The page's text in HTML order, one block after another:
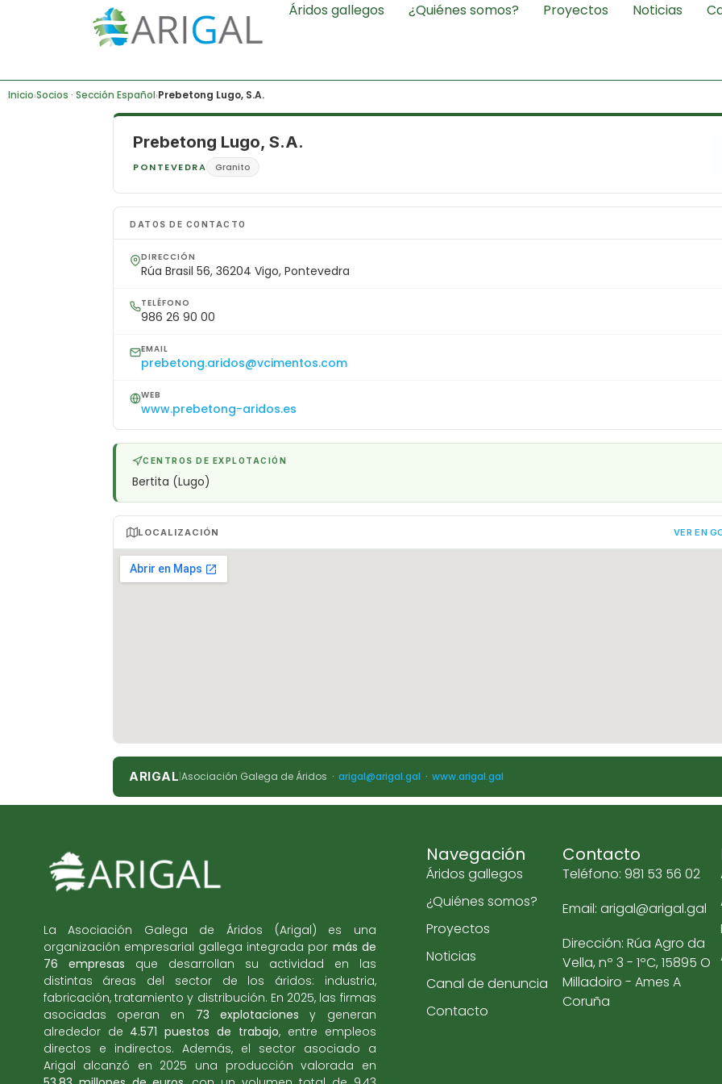
Áridos gallegos ¿Quiénes somos? Proyectos Noticias
Inicio›Socios · Sección Español›Prebetong Lugo, S.A.
Prebetong Lugo, S.A.
PONTEVEDRA Granito
DATOS DE CONTACTO
DIRECCIÓN
Rúa Brasil 56, 36204 Vigo, Pontevedra
TELÉFONO
986 26 90 00
EMAIL
prebetong.aridos@vcimentos.com
WEB
www.prebetong-aridos.es
CENTROS DE EXPLOTACIÓN
Bertita (Lugo)
LOCALIZACIÓN VER EN
ARIGAL|Asociación Galega de Áridos · arigal@arigal.gal · www.arigal.gal
La Asociación Galega de Áridos (Arigal) es una
organización empresarial gallega integrada por más de
76 empresas que desarrollan su actividad en las
distintas áreas del sector de los áridos: industria,
fabricación, tratamiento y distribución. En 2025, las firmas
asociadas operan en 73 explotaciones y generan
alrededor de 4.571 puestos de trabajo, entre empleos
directos e indirectos. Además, el sector asociado a
Arigal alcanzó en 2025 una producción valorada en
Navegación
Áridos gallegos
¿Quiénes somos?
Proyectos
Noticias
Canal de denuncia
Contacto
Contacto
Teléfono: 981 53 56 02
Email: arigal@arigal.gal
Dirección: Rúa Agro da
Vella, nº 3 - 1ºC, 15895 O
Milladoiro - Ames A
Coruña